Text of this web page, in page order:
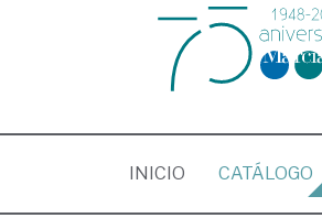
INICIO (CURRENT)
CATÁLOGO